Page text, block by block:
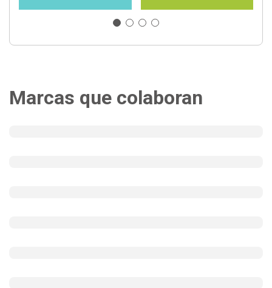
Marcas que colaboran